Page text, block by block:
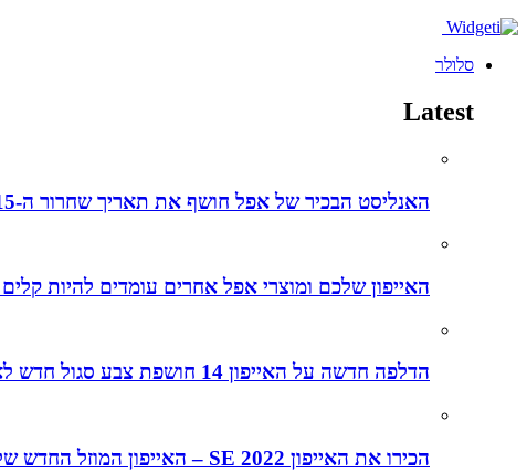
סלולר
Latest
האנליסט הבכיר של אפל חושף את תאריך שחרור ה-iPhone 15 ליום מדויק – הנה כל הפרטים והשמועות על האייפון 15
האייפון שלכם ומוצרי אפל אחרים עומדים להיות
הדלפה חדשה על האייפון 14 חושפת צבע סגול חדש לאייפונים החדשים
הכירו את האייפון SE 2022 – האייפון המוזל החדש של אפל